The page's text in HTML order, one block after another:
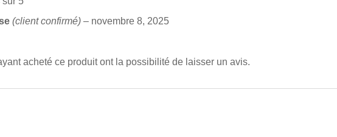
(client confirmé) – novembre 8, 2025
acheté ce produit ont la possibilité de laisser un avis.